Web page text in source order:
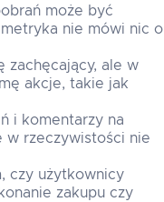
może być
nie mówi nic o
zachęcający, ale w
akcje, takie jak
i komentarzy na
w rzeczywistości nie
czy użytkownicy
zakupu czy